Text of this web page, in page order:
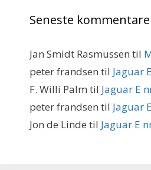
Seneste
Jan Smidt Rasmussen til
peter frandsen til Jaguar
F. Willi Palm til Jaguar E
peter frandsen til Jaguar
Jon de Linde til Jaguar E